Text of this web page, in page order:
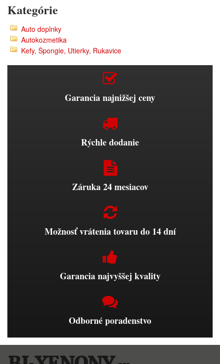
Kategórie
Auto doplnky
Autokozmetika
Kefy, Špongie, Utierky, Rukavice
Garancia najnižšej ceny
Rýchle dodanie
Záruka 24 mesiacov
Možnosť vrátenia tovaru do 14 dní
Garancia najvyššej kvality
Odborné poradenstvo